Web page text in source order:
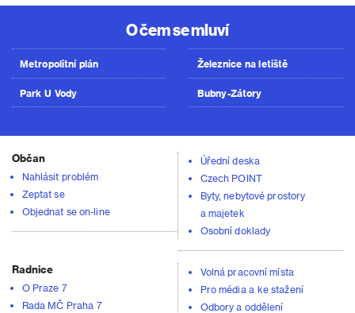
O čem se mluví
Metropolitní plán
Park U Vody
Železnice na letiště
Bubny-Zátory
Občan
Nahlásit problém
Zeptat se
Objednat se on-line
Úřední deska
Czech POINT
Byty, nebytové prostory
a majetek
Osobní doklady
Radnice
O Praze 7
Rada MČ Praha 7
Volná pracovní místa
Pro média a ke stažení
Odbory a oddělení